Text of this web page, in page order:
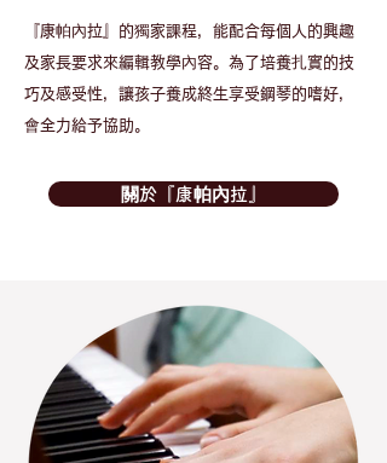
​『康帕內拉』的獨家課程，能配合每個人的興趣
及家長要求來編輯教學內容。為了培養扎實的技
巧及感受性，讓孩子養成終生享受鋼琴的嗜好，
會全力給予協助。
關於『康帕內拉』